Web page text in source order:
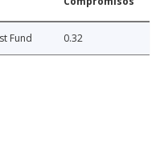
Fund 0.32